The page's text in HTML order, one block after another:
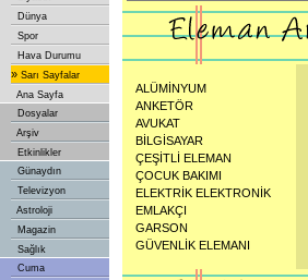
Dünya
Spor
Hava Durumu
» Sarı Sayfalar
Ana Sayfa
Dosyalar
Arşiv
Etkinlikler
Günaydın
Televizyon
Astroloji
Magazin
Sağlık
Cuma
ALÜMİNYUM
ANKETÖR
AVUKAT
BİLGİSAYAR
ÇEŞİTLİ ELEMAN
ÇOCUK BAKIMI
ELEKTRİK ELEKTRONİK
EMLAKÇI
GARSON
GÜVENLİK ELEMANI